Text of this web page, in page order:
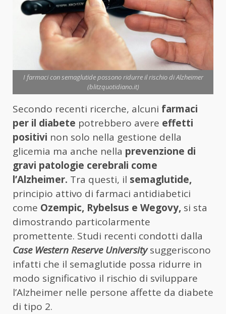
I farmaci con semaglutide possono ridurre il rischio di Alzheimer
(blitzquotidiano.it)
Secondo recenti ricerche, alcuni farmaci
per il diabete potrebbero avere effetti
positivi non solo nella gestione della
glicemia ma anche nella prevenzione di
gravi patologie cerebrali come
l’Alzheimer. Tra questi, il semaglutide,
principio attivo di farmaci antidiabetici
come Ozempic, Rybelsus e Wegovy, si sta
dimostrando particolarmente
promettente. Studi recenti condotti dalla
Case Western Reserve University suggeriscono
infatti che il semaglutide possa ridurre in
modo significativo il rischio di sviluppare
l’Alzheimer nelle persone affette da diabete
di tipo 2.